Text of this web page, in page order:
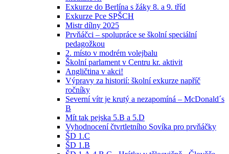
Exkurze do Berlína s žáky 8. a 9. tříd
Exkurze Pce SPŠCH
Mistr dílny 2025
Prvňáčci – spolupráce se školní speciální
pedagožkou
2. místo v modrém volejbalu
Školní parlament v Centru kr. aktivit
Angličtina v akci!
Výpravy za historií: školní exkurze napříč
ročníky
Severní vítr je krutý a nezapomíná – McDonald´s
B
Mít tak pejska 5.B a 5.D
Vyhodnocení čtvrtletního Sovíka pro prvňáčky
ŠD 1.C
ŠD 1.B